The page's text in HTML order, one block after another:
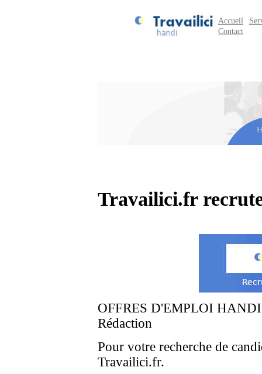
Accueil
Contact
Travailici.fr
OFFRES D'EMPLOI
Rédaction
Pour votre recherche de
Travailici.fr.